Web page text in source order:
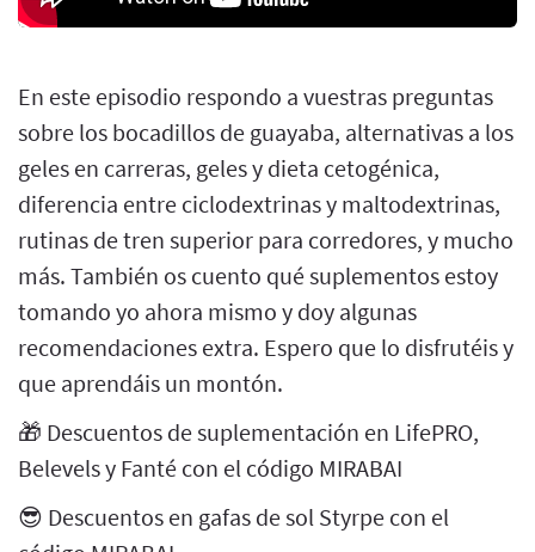
En este episodio respondo a vuestras preguntas
sobre los bocadillos de guayaba, alternativas a los
geles en carreras, geles y dieta cetogénica,
diferencia entre ciclodextrinas y maltodextrinas,
rutinas de tren superior para corredores, y mucho
más. También os cuento qué suplementos estoy
tomando yo ahora mismo y doy algunas
recomendaciones extra. Espero que lo disfrutéis y
que aprendáis un montón.
🎁 Descuentos de suplementación en LifePRO,
Belevels y Fanté con el código MIRABAI
😎 Descuentos en gafas de sol Styrpe con el